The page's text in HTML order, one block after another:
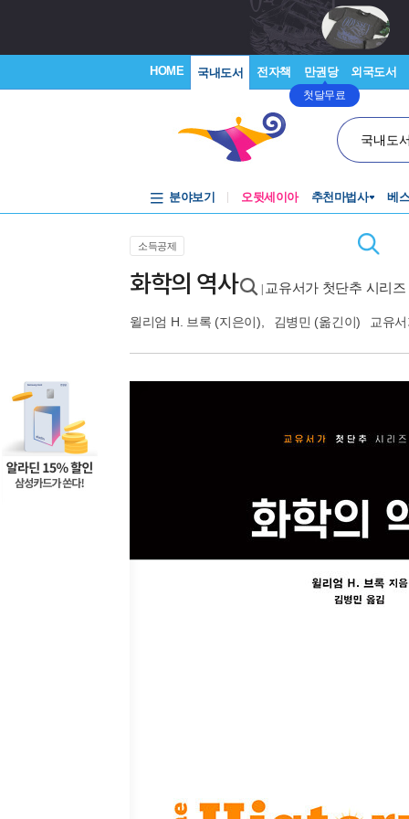
HOME 국내도서 전자책 만권당
첫달무료
외국도서
국내도
분야보기 오뒷세이아 추천마법사 베
소득공제
화학의 역사 교유서가 첫단추 시리즈
윌리엄 H. 브록 (지은이), 김병민 (옮긴이) 교유